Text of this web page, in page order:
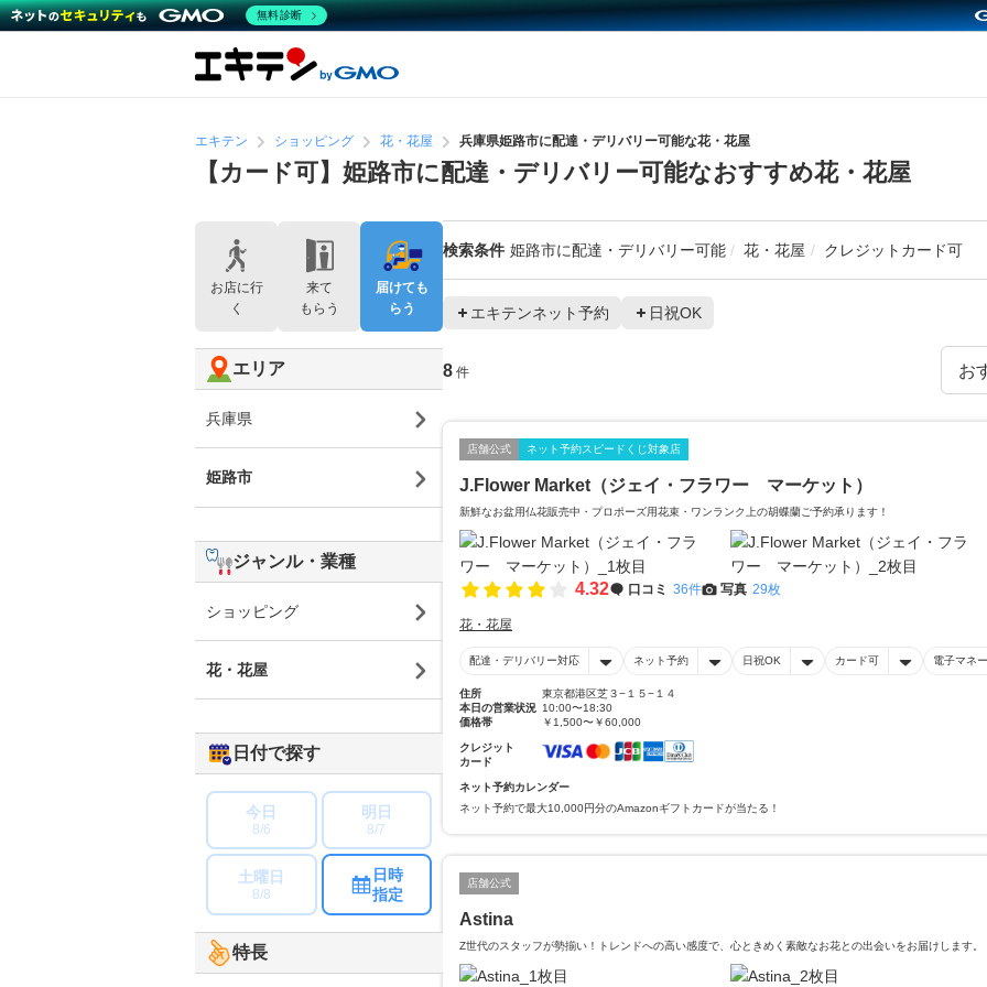
エキテン ショッピング 花・花屋 兵庫県姫路市に配達・デリバリー可能な花・花屋
【カード可】姫路市に配達・デリバリー可能なおすすめ花・花屋
検索条件 姫路市に配達・デリバリー可能 花・花屋 クレジットカード可
エキテンネット予約 日祝OK
8 件
店舗公式 ネット予約スピードくじ対象店
J.Flower Market（ジェイ・フラワー マーケット）
新鮮なお盆用仏花販売中・プロポーズ用花束・ワンランク上の胡蝶蘭ご予約承ります！
4.32 口コミ 36件 写真 29枚
花・花屋
配達・デリバリー対応 ネット予約 日祝OK カード可 電子マネ
住所
東京都港区芝３−１５−１４
本日の営業状況 10:00〜18:30
価格帯
￥1,500〜￥60,000
クレジット
カード
ネット予約カレンダー
ネット予約で最大10,000円分のAmazonギフトカードが当たる！
店舗公式
Astina
Z世代のスタッフが勢揃い！トレンドへの高い感度で、心ときめく素敵なお花との出会いをお届けします。
お店に行
く
来て
もらう
届けても
らう
エリア
兵庫県
姫路市
ジャンル・業種
ショッピング
花・花屋
日付で探す
今日
8/6
明日
8/7
土曜日
8/8
日時
指定
特長
無料診断